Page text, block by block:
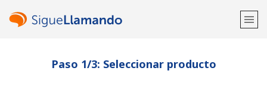
¡Bienvenido!
Paso 1/3: Seleccionar producto